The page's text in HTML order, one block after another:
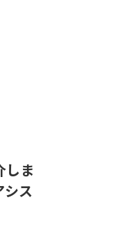
しま
ス